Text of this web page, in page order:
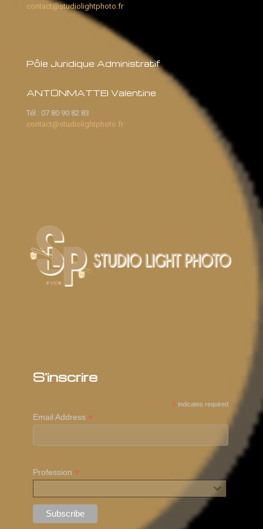
contact@studiolightphoto.fr
Pôle Juridique Administratif
ANTONMATTEI Valentine
Tél : 07 80 90 82 83
contact@studiolightphoto.fr
S'inscrire
* indicates required
Email Address *
Profession *